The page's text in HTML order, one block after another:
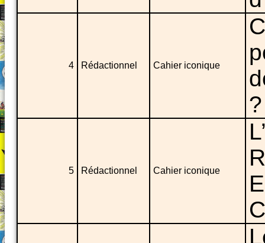
4 Rédactionnel Cahier iconique
?
5 Rédactionnel Cahier iconique